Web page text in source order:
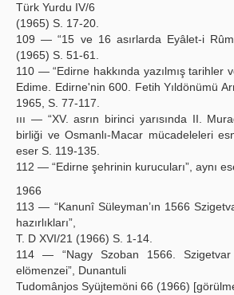
Türk Yurdu IV/6
(1965) S. 17-20.
109 — “15 ve 16 asırlarda Eyâlet-i
(1965) S. 51-61.
110 — “Edirne hakkında yazılmış tarihler
Edime. Edirne'nin 600. Fetih Yıldönümü
1965, S. 77-117.
ııı — “XV. asrın birinci yarısında II.
birliği ve Osmanlı-Macar mücadeleleri
eser S. 119-135.
112 — “Edirne şehrinin kurucuları”, aynı
1966
113 — “Kanunî Süleyman’ın 1566
hazırlıkları”,
T. D XVI/21 (1966) S. 1-14.
114 — “Nagy Szoban 1566. Szigetvar
elömenzei”, Dunantuli
Tudomânjos Syüjtemöni 66 (1966)